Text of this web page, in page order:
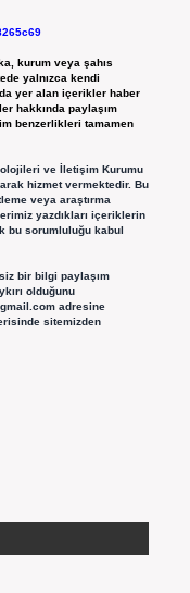
kurum veya şahıs
yalnızca kendi
yer alan içerikler haber
hakkında paylaşım
benzerlikleri tamamen
ve İletişim Kurumu
hizmet vermektedir. Bu
veya araştırma
yazdıkları içeriklerin
bu sorumluluğu kabul
bir bilgi paylaşım
olduğunu
adresine
sitemizden